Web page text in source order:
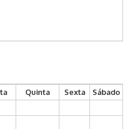
Quinta Sexta
Sábado